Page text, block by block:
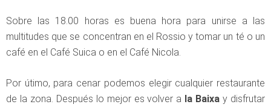
Sobre las 18.00 horas es buena hora para unirse a las
multitudes que se concentran en el Rossio y tomar un té o un
café en el Café Suica o en el Café Nicola.
Por útimo, para cenar podemos elegir cualquier restaurante
de la zona. Después lo mejor es volver a la Baixa y disfrutar